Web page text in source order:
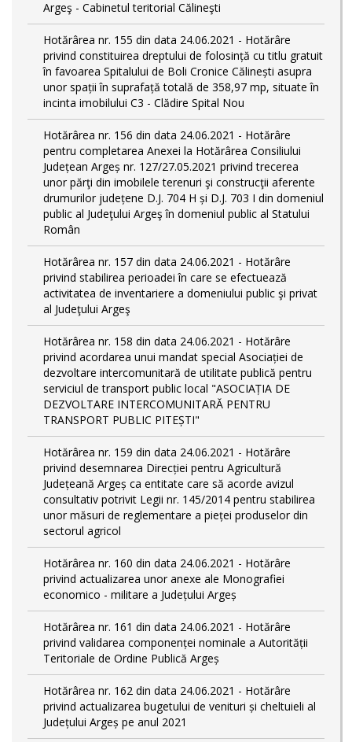
Argeş - Cabinetul teritorial Călineşti
Hotărârea nr. 155 din data 24.06.2021 - Hotărâre
privind constituirea dreptului de folosință cu titlu gratuit
în favoarea Spitalului de Boli Cronice Călinești asupra
unor spații în suprafață totală de 358,97 mp, situate în
incinta imobilului C3 - Clădire Spital Nou
Hotărârea nr. 156 din data 24.06.2021 - Hotărâre
pentru completarea Anexei la Hotărârea Consiliului
Județean Argeș nr. 127/27.05.2021 privind trecerea
unor părţi din imobilele terenuri şi construcţii aferente
drumurilor județene D.J. 704 H și D.J. 703 I din domeniul
public al Judeţului Argeş în domeniul public al Statului
Român
Hotărârea nr. 157 din data 24.06.2021 - Hotărâre
privind stabilirea perioadei în care se efectuează
activitatea de inventariere a domeniului public şi privat
al Judeţului Argeş
Hotărârea nr. 158 din data 24.06.2021 - Hotărâre
privind acordarea unui mandat special Asociației de
dezvoltare intercomunitară de utilitate publică pentru
serviciul de transport public local "ASOCIAȚIA DE
DEZVOLTARE INTERCOMUNITARĂ PENTRU
TRANSPORT PUBLIC PITEȘTI"
Hotărârea nr. 159 din data 24.06.2021 - Hotărâre
privind desemnarea Direcției pentru Agricultură
Județeană Argeș ca entitate care să acorde avizul
consultativ potrivit Legii nr. 145/2014 pentru stabilirea
unor măsuri de reglementare a pieței produselor din
sectorul agricol
Hotărârea nr. 160 din data 24.06.2021 - Hotărâre
privind actualizarea unor anexe ale Monografiei
economico - militare a Județului Argeș
Hotărârea nr. 161 din data 24.06.2021 - Hotărâre
privind validarea componenței nominale a Autorității
Teritoriale de Ordine Publică Argeș
Hotărârea nr. 162 din data 24.06.2021 - Hotărâre
privind actualizarea bugetului de venituri și cheltuieli al
Județului Argeș pe anul 2021